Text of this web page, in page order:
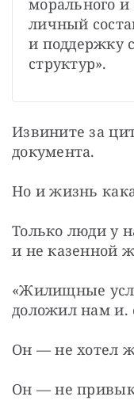
личный
и поддержку
структур».
Извините за
документа.
Но и жизнь
Только люди у
и не казенной
«Жилищные
доложил нам и.
Он — не хотел
Он — не